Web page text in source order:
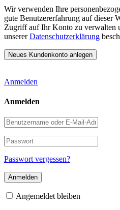
Wir verwenden Ihre
gute Benutzererfahrung auf dieser
Zugriff auf Ihr Konto zu verwalten
unsererDatenschutzerklärung
Anmelden
Anmelden
Benutzername
oder
E-
Mail-
Adresse
Passwort
Passwort vergessen?
Angemeldet bleiben